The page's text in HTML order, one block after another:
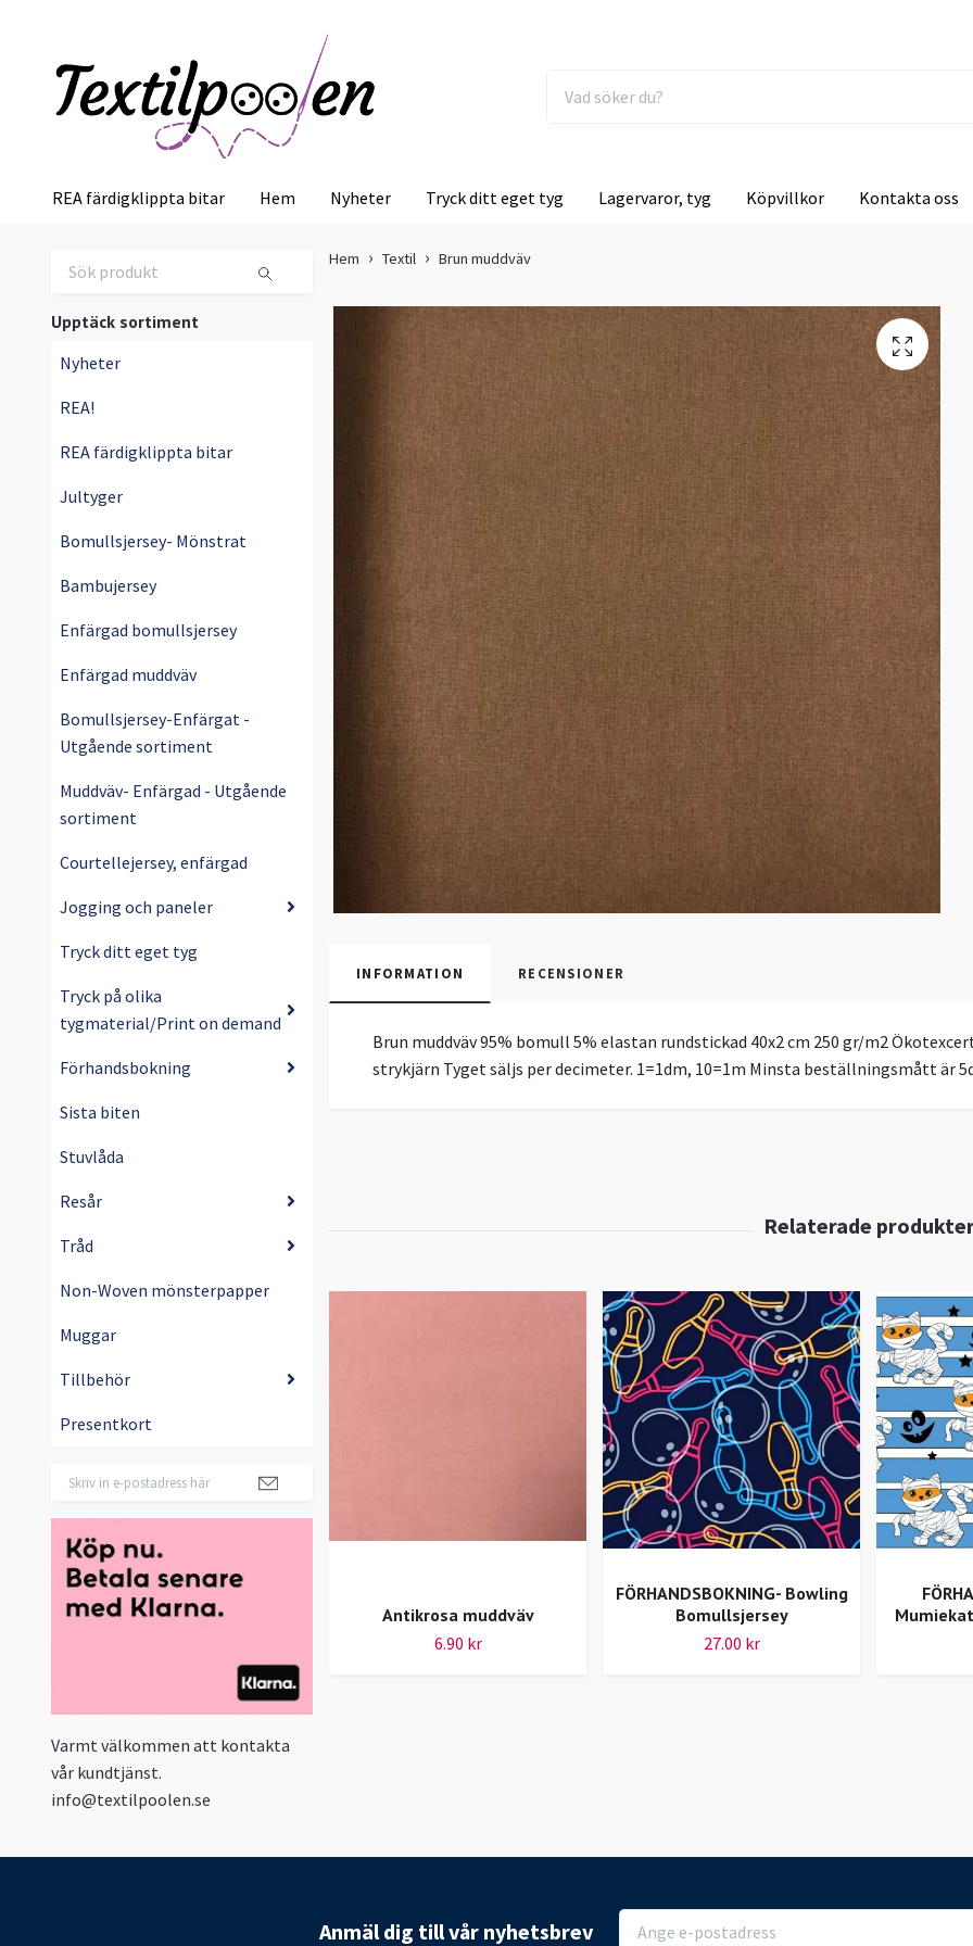
REA färdigklippta bitar Hem Nyheter Tryck ditt eget tyg Lagervaror, tyg Köpvillkor Kontakta oss
Upptäck sortiment
Nyheter
REA!
REA färdigklippta bitar
Jultyger
Bomullsjersey- Mönstrat
Bambujersey
Enfärgad bomullsjersey
Enfärgad muddväv
Bomullsjersey-Enfärgat -
Utgående sortiment
Muddväv- Enfärgad - Utgående
sortiment
Courtellejersey, enfärgad
Jogging och paneler
Tryck ditt eget tyg
Tryck på olika
tygmaterial/Print on demand
Förhandsbokning
Sista biten
Stuvlåda
Resår
Tråd
Non-Woven mönsterpapper
Muggar
Tillbehör
Presentkort
Varmt välkommen att kontakta
vår kundtjänst.
info@textilpoolen.se
Hem Textil Brun muddväv
INFORMATION RECENSIONER
Brun muddväv 95% bomull 5% elastan rundstickad 40x2 cm 250 gr/m2
strykjärn Tyget säljs per decimeter. 1=1dm, 10=1m Minsta beställningsmått är
Antikrosa muddväv
6.90 kr
FÖRHANDSBOKNING- Bowling
Bomullsjersey
27.00 kr
Anmäl dig till vår nyhetsbrev